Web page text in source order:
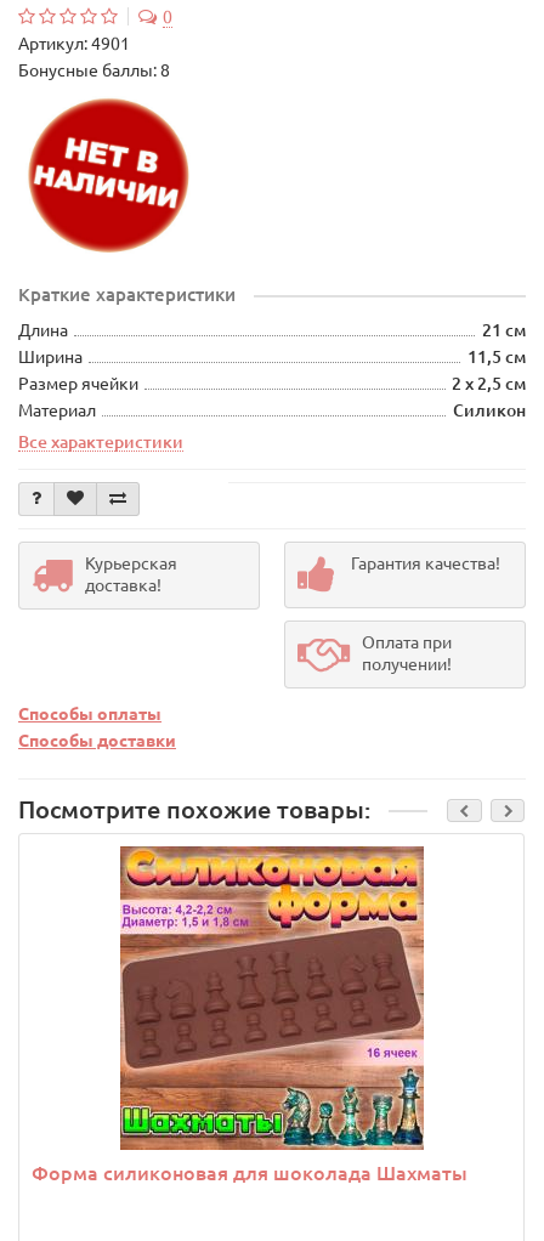
0
Артикул:4901
Бонусные баллы: 8
Краткие характеристики
Длина
21 см
Ширина
11,5 см
Размер ячейки
2 х 2,5 см
Материал
Силикон
Все характеристики
Курьерская
доставка!
Гарантия качества!
Оплата при
получении!
Способы оплаты
Способы доставки
Посмотрите похожие товары:
Форма силиконовая для шоколада Шахматы